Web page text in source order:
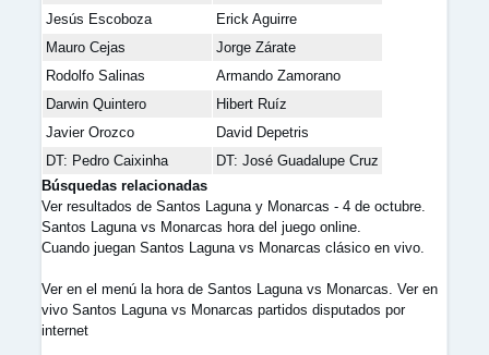
Jesús Escoboza
Erick Aguirre
Mauro Cejas
Jorge Zárate
Rodolfo Salinas
Armando Zamorano
Darwin Quintero
Hibert Ruíz
Javier Orozco
David Depetris
DT: Pedro Caixinha
DT: José Guadalupe Cruz
Búsquedas relacionadas
Ver resultados de Santos Laguna y Monarcas - 4 de octubre.
Santos Laguna vs Monarcas hora del juego online.
Cuando juegan Santos Laguna vs Monarcas clásico en vivo.
Ver en el menú la hora de Santos Laguna vs Monarcas. Ver en
vivo Santos Laguna vs Monarcas partidos disputados por
internet